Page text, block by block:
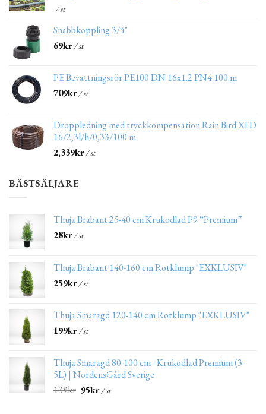
/ st
Snabbkoppling 3/4"
69kr/ st
PE Bevattningsrör PE100 DN 16x1.2 PN4 100 m
709kr/ st
Droppledning med tryckkompensation Rain Bird XFD
16/2,3l/h/0,33/100 m
2,339kr/ st
BÄSTSÄLJARE
Thuja Brabant 25-40 cm Krukodlad P9 “Premium”
28kr/ st
Thuja Brabant 140-160 cm Rotklump "EXKLUSIV"
259kr/ st
Thuja Smaragd 120-140 cm Rotklump "EXKLUSIV"
199kr/ st
Thuja Smaragd 80-100 cm - Krukodlad Premium (3-
5L) | NordensGård Sverige
139kr 95kr/ st